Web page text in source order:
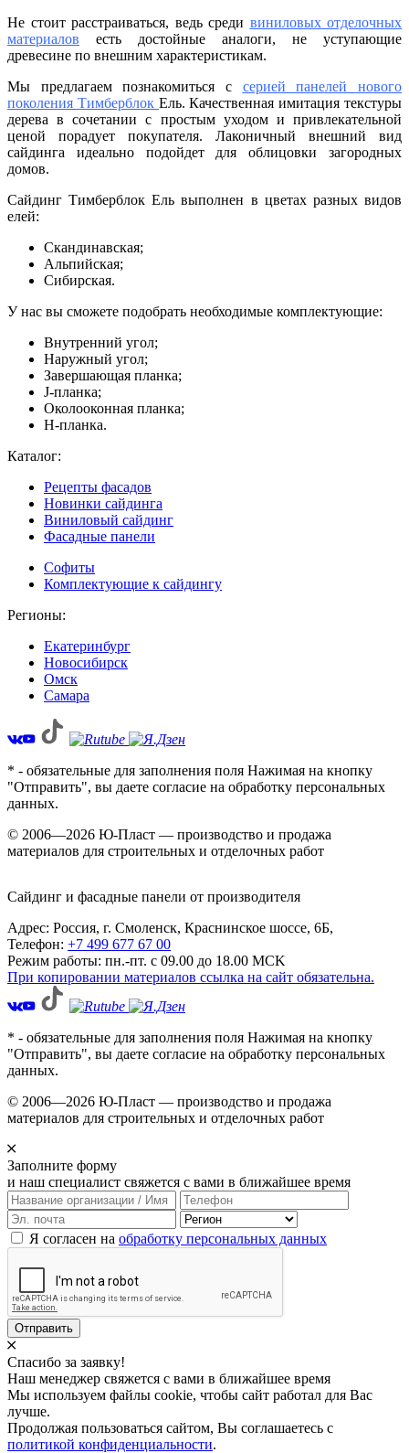
Не стоит расстраиваться, ведь среди виниловых отделочных
материалов есть достойные аналоги, не уступающие
древесине по внешним характеристикам.
Мы предлагаем познакомиться с серией панелей нового
поколения Тимберблок Ель. Качественная имитация текстуры
дерева в сочетании с простым уходом и привлекательной
ценой порадует покупателя. Лаконичный внешний вид
сайдинга идеально подойдет для облицовки загородных
домов.
Сайдинг Тимберблок Ель выполнен в цветах разных видов
елей:
Скандинавская;
Альпийская;
Сибирская.
У нас вы сможете подобрать необходимые комплектующие:
Внутренний угол;
Наружный угол;
Завершающая планка;
J-планка;
Околооконная планка;
H-планка.
Каталог:
Рецепты фасадов
Новинки сайдинга
Виниловый сайдинг
Фасадные панели
Софиты
Комплектующие к сайдингу
Регионы:
Екатеринбург
Новосибирск
Омск
Самара
* - обязательные для заполнения поля Нажимая на кнопку
"Отправить", вы даете согласие на обработку персональных
данных.
© 2006—2026 Ю-Пласт — производство и продажа
материалов для строительных и отделочных работ
Сайдинг и фасадные панели от производителя
Адрес: Россия, г. Смоленск, Краснинское шоссе, 6Б,
Телефон: +7 499 677 67 00
Режим работы: пн.-пт. с 09.00 до 18.00 MCK
При копировании материалов ссылка на сайт обязательна.
* - обязательные для заполнения поля Нажимая на кнопку
"Отправить", вы даете согласие на обработку персональных
данных.
© 2006—2026 Ю-Пласт — производство и продажа
материалов для строительных и отделочных работ
Заполните форму
и наш специалист свяжется с вами в ближайшее время
Я согласен на обработку персональных данных
Отправить
Спасибо за заявку!
Наш менеджер свяжется с вами в ближайшее время
Мы используем файлы cookie, чтобы сайт работал для Вас
лучше.
Продолжая пользоваться сайтом, Вы соглашаетесь с
политикой конфиденциальности.